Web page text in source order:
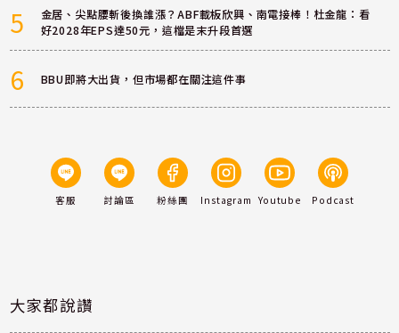
5
金居、尖點腰斬後換誰漲？ABF載板欣興、南電接棒！杜金龍：看
好2028年EPS達50元，這檔是末升段首選
6 BBU即將大出貨，但市場都在關注這件事
客服 討論區 粉絲團 Instagram Youtube Podcast
大家都說讚